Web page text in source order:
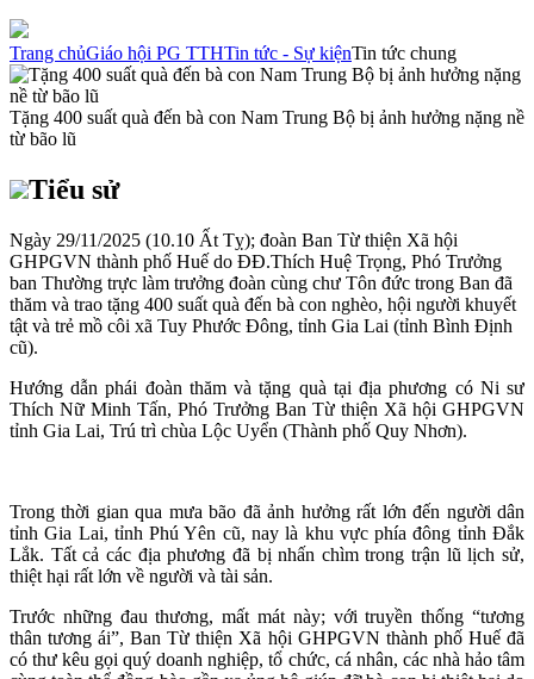
Trang chủGiáo hội PG TTHTin tức - Sự kiệnTin tức chung
Tặng 400 suất quà đến bà con Nam Trung Bộ bị ảnh hưởng nặng nề
từ bão lũ
Tiểu sử
Ngày 29/11/2025 (10.10 Ất Tỵ); đoàn Ban Từ thiện Xã hội
GHPGVN thành phố Huế do ĐĐ.Thích Huệ Trọng, Phó Trưởng
ban Thường trực làm trưởng đoàn cùng chư Tôn đức trong Ban đã
thăm và trao tặng 400 suất quà đến bà con nghèo, hội người khuyết
tật và trẻ mồ côi xã Tuy Phước Đông, tỉnh Gia Lai (tỉnh Bình Định
cũ).
Hướng dẫn phái đoàn thăm và tặng quà tại địa phương có Ni sư
Thích Nữ Minh Tấn, Phó Trưởng Ban Từ thiện Xã hội GHPGVN
tỉnh Gia Lai, Trú trì chùa Lộc Uyển (Thành phố Quy Nhơn).
Trong thời gian qua mưa bão đã ảnh hưởng rất lớn đến người dân
tỉnh Gia Lai, tỉnh Phú Yên cũ, nay là khu vực phía đông tỉnh Đắk
Lắk. Tất cả các địa phương đã bị nhấn chìm trong trận lũ lịch sử,
thiệt hại rất lớn về người và tài sản.
Trước những đau thương, mất mát này; với truyền thống “tương
thân tương ái”, Ban Từ thiện Xã hội GHPGVN thành phố Huế đã
có thư kêu gọi quý doanh nghiệp, tổ chức, cá nhân, các nhà hảo tâm